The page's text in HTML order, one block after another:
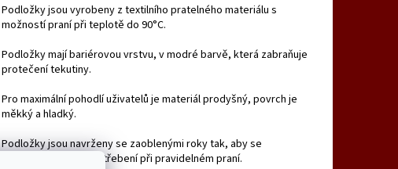
Podložky jsou vyrobeny z textilního pratelného materiálu s
možností praní při teplotě do 90°C.
Podložky mají bariérovou vrstvu, v modré barvě, která zabraňuje
protečení tekutiny.
Pro maximální pohodlí uživatelů je materiál prodyšný, povrch je
měkký a hladký.
Podložky jsou navrženy se zaoblenými roky tak, aby se
eliminovalo jejich opotřebení při pravidelném praní.